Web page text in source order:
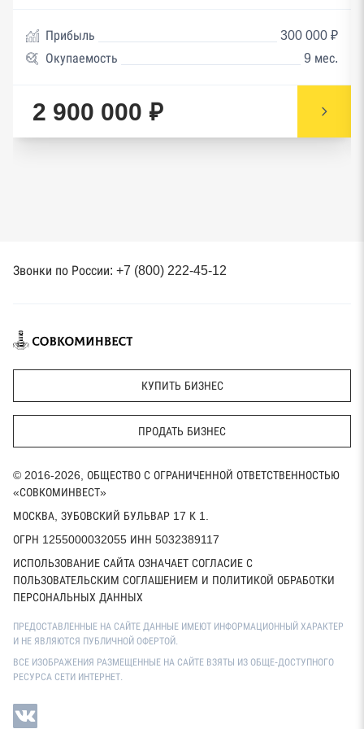
Прибыль
300 000 ₽
Окупаемость
9 мес.
2 900 000 ₽
Звонки по России: +7 (800) 222-45-12
КУПИТЬ БИЗНЕС
ПРОДАТЬ БИЗНЕС
© 2016-2026, ОБЩЕСТВО С ОГРАНИЧЕННОЙ ОТВЕТСТВЕННОСТЬЮ
«СОВКОМИНВЕСТ»
МОСКВА, ЗУБОВСКИЙ БУЛЬВАР 17 К 1.
ОГРН 1255000032055 ИНН 5032389117
ИСПОЛЬЗОВАНИЕ САЙТА ОЗНАЧАЕТ СОГЛАСИЕ С
ПОЛЬЗОВАТЕЛЬСКИМ СОГЛАШЕНИЕМ И ПОЛИТИКОЙ ОБРАБОТКИ
ПЕРСОНАЛЬНЫХ ДАННЫХ
ПРЕДОСТАВЛЕННЫЕ НА САЙТЕ ДАННЫЕ ИМЕЮТ ИНФОРМАЦИОННЫЙ ХАРАКТЕР
И НЕ ЯВЛЯЮТСЯ ПУБЛИЧНОЙ ОФЕРТОЙ.
ВСЕ ИЗОБРАЖЕНИЯ РАЗМЕЩЕННЫЕ НА САЙТЕ ВЗЯТЫ ИЗ ОБЩЕ-ДОСТУПНОГО
РЕСУРСА СЕТИ ИНТЕРНЕТ.